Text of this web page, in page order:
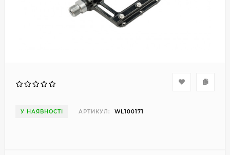
У НАЯВНОСТІ АРТИКУЛ: WL100171